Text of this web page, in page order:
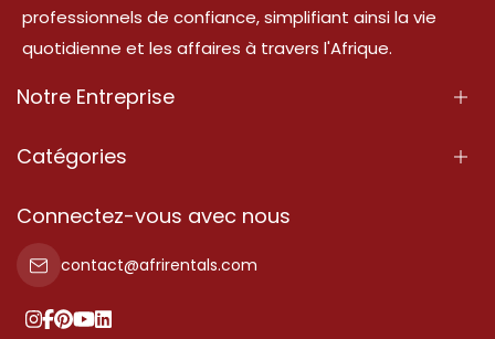
professionnels de confiance, simplifiant ainsi la vie
quotidienne et les affaires à travers l'Afrique.
Notre Entreprise
À Propos
Conditions d'Utilisation
Politique de Confidentialité
Catégories
Propriété
Propriété à vendre
Propriété à louer
Connectez-vous avec nous
contact@afrirentals.com